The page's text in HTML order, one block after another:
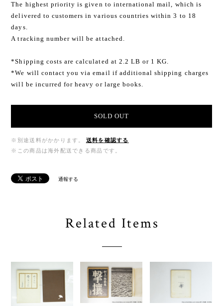
The highest priority is given to international mail, which is
delivered to customers in various countries within 3 to 18
days.
A tracking number will be attached.
*Shipping costs are calculated at 2.2 LB or 1 KG.
*We will contact you via email if additional shipping charges
will be incurred for heavy or large books.
SOLD OUT
※別途送料がかかります。
送料を確認する
※この商品は海外配送できる商品です。
通報する
Related Items